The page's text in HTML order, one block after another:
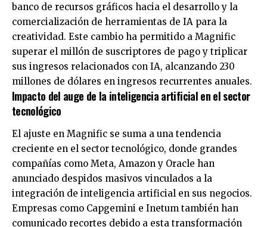
banco de recursos gráficos hacia el desarrollo y la
comercialización de herramientas de IA para la
creatividad. Este cambio ha permitido a Magnific
superar el millón de suscriptores de pago y triplicar
sus ingresos relacionados con IA, alcanzando 230
millones de dólares en ingresos recurrentes anuales.
Impacto del auge de la inteligencia artificial en el sector
tecnológico
El ajuste en Magnific se suma a una tendencia
creciente en el sector tecnológico, donde grandes
compañías como Meta, Amazon y Oracle han
anunciado despidos masivos vinculados a la
integración de inteligencia artificial en sus negocios.
Empresas como Capgemini e Inetum también han
comunicado recortes debido a esta transformación